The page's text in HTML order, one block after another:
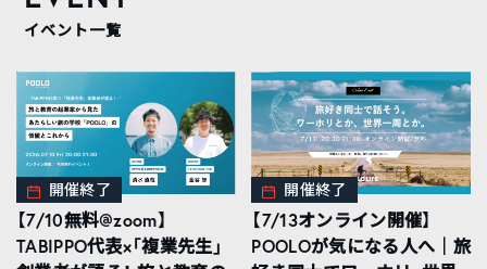
イベント一覧
開催終了
【7/10無料@zoom】
TABIPPO代表×「複業先生」
開催終了
【7/13オンライン開催】
POOLOが気になる人へ｜旅